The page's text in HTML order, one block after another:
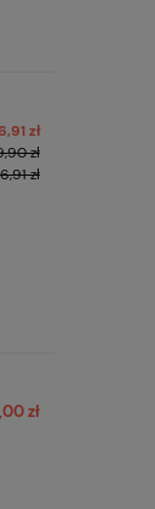
zł
zł
zł
zł